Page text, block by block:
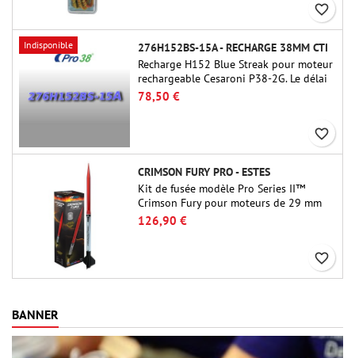
favorite_border
Indisponible
276H152BS-15A - RECHARGE 38MM CTI
Recharge H152 Blue Streak pour moteur
rechargeable Cesaroni P38-2G. Le délai
de 15 secondes est réglable via l'outil
ProDAT 38
78,50 €
favorite_border
CRIMSON FURY PRO - ESTES
Kit de fusée modèle Pro Series II™
Crimson Fury pour moteurs de 29 mm
de type E, F et G. Conçu pour les
fuséologues confirmés, le Crimson Fury
126,90 €
favorite_border
BANNER